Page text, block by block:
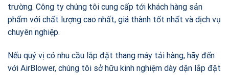
trường. Công ty chúng tôi cung cấp tới khách hàng sản
phẩm với chất lượng cao nhất, giá thành tốt nhất và dịch vụ
chuyên nghiệp.
Nếu quý vị có nhu cầu lắp đặt thang máy tải hàng, hãy đến
với AirBlower, chúng tôi sở hữu kinh nghiệm dày dặn lắp đặt